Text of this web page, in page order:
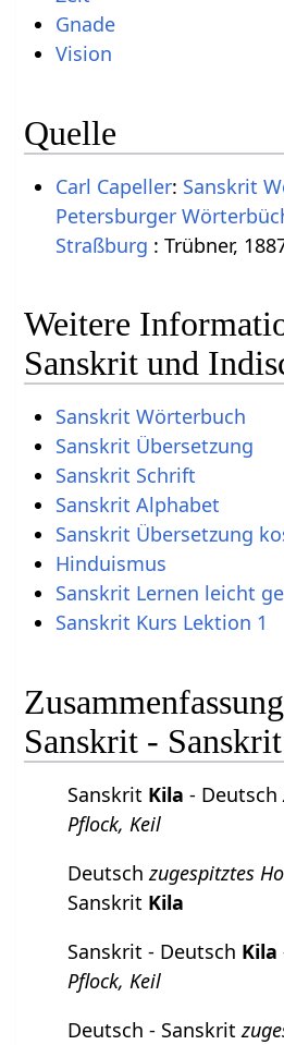
Gnade
Vision
Quelle
Carl Capeller: Sanskrit
Petersburger
Straßburg : Trübner,
Weitere
Sanskrit und
Sanskrit Wörterbuch
Sanskrit Übersetzung
Sanskrit Schrift
Sanskrit Alphabet
Sanskrit Übersetzung
Hinduismus
Sanskrit Lernen leicht
Sanskrit Kurs Lektion 1
Sanskrit -
Sanskrit Kila - Deutsch
Pflock, Keil
Deutschzugespitztes
Sanskrit Kila
Sanskrit - Deutsch Kila
Pflock, Keil
Deutsch - Sanskrit